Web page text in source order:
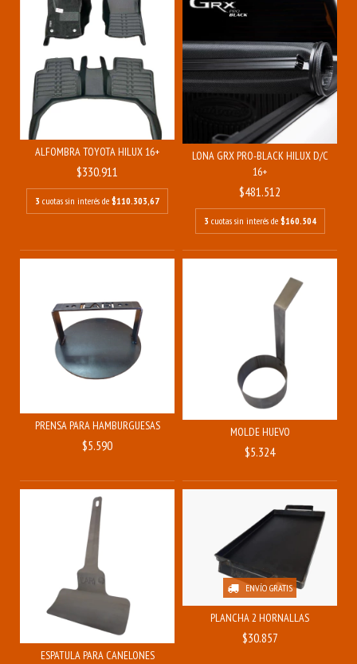
ALFOMBRA TOYOTA HILUX 16+
$330.911
3 cuotas sin interés de $110.303,67
LONA GRX PRO-BLACK HILUX D/C
16+
$481.512
3 cuotas sin interés de $160.504
PRENSA PARA HAMBURGUESAS
$5.590
MOLDE HUEVO
$5.324
ESPATULA PARA CANELONES
ENVÍO GRATIS
PLANCHA 2 HORNALLAS
$30.857